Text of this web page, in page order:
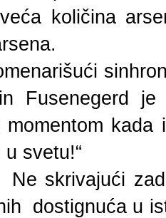
količina
sinhroni
Fusenegerd
momentom
svetu!“
dostignuća u